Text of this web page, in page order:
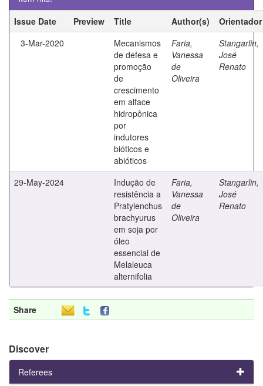
Issue Date
Preview Title Author(s)
Orientador
3-Mar-2020
Mecanismos
de defesa e
promoção
de
crescimento
em alface
hidropônica
por
indutores
bióticos e
abióticos
Faria,
Vanessa
de
Oliveira
Stangarlin,
José
Renato
29-May-2024
Indução de
resistência a
Pratylenchus
brachyurus
em soja por
óleo
essencial de
Melaleuca
alternifolia
Faria,
Vanessa
de
Oliveira
Stangarlin,
José
Renato
Share
Discover
Referees